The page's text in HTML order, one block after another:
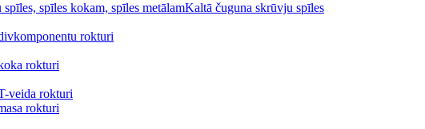
Kaltā čuguna skrūvju spīles
rokturi
rokturi
veida rokturi
rokturi